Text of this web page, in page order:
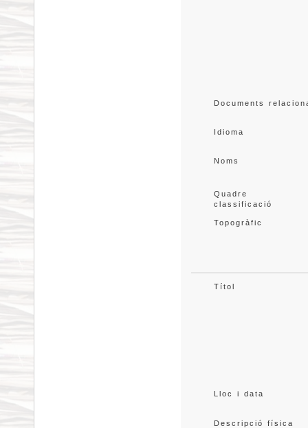
Documents
Idioma
Noms
Quadre
classificació
Topogràfic
Títol
Lloc i data
Descripció física